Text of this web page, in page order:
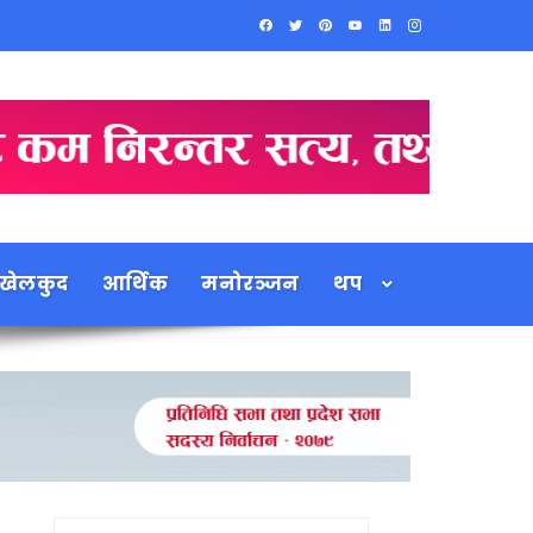
आर्थिक मनोरञ्जन थप